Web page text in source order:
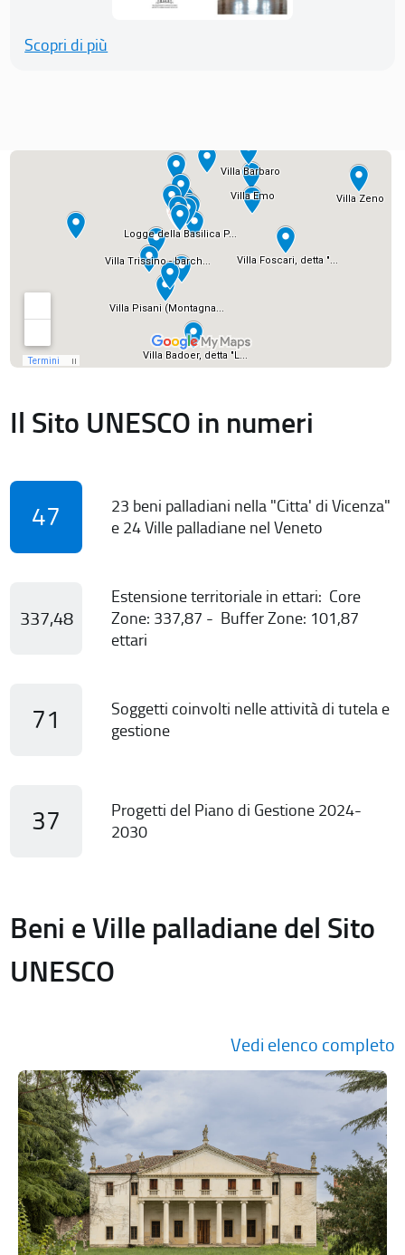
Scopri di più
Il Sito UNESCO in numeri
47
23 beni palladiani nella "Citta' di Vicenza"
e 24 Ville palladiane nel Veneto
337,48
Estensione territoriale in ettari: Core
Zone: 337,87 - Buffer Zone: 101,87
ettari
71
Soggetti coinvolti nelle attività di tutela e
gestione
37
Progetti del Piano di Gestione 2024-
2030
Beni e Ville palladiane del Sito
UNESCO
Vedi elenco completo